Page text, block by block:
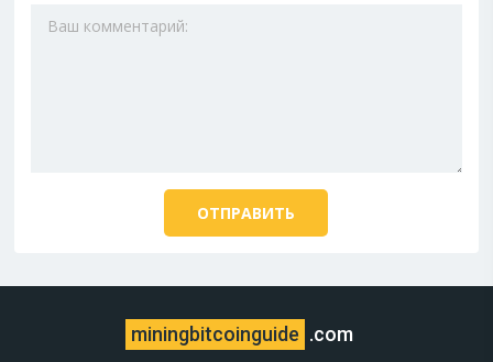
miningbitcoinguide .com